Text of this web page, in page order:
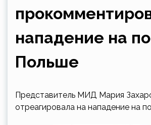
нападение на
Польше
Представитель МИД Мария
отреагировала на нападение на